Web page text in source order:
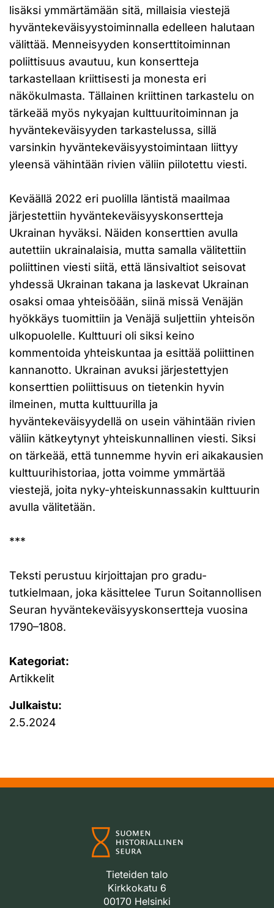
lisäksi ymmärtämään sitä, millaisia viestejä
hyväntekeväisyystoiminnalla edelleen halutaan
välittää. Menneisyyden konserttitoiminnan
poliittisuus avautuu, kun konsertteja
tarkastellaan kriittisesti ja monesta eri
näkökulmasta. Tällainen kriittinen tarkastelu on
tärkeää myös nykyajan kulttuuritoiminnan ja
hyväntekeväisyyden tarkastelussa, sillä
varsinkin hyväntekeväisyystoimintaan liittyy
yleensä vähintään rivien väliin piilotettu viesti.
Keväällä 2022 eri puolilla läntistä maailmaa
järjestettiin hyväntekeväisyyskonsertteja
Ukrainan hyväksi. Näiden konserttien avulla
autettiin ukrainalaisia, mutta samalla välitettiin
poliittinen viesti siitä, että länsivaltiot seisovat
yhdessä Ukrainan takana ja laskevat Ukrainan
osaksi omaa yhteisöään, siinä missä Venäjän
hyökkäys tuomittiin ja Venäjä suljettiin yhteisön
ulkopuolelle. Kulttuuri oli siksi keino
kommentoida yhteiskuntaa ja esittää poliittinen
kannanotto. Ukrainan avuksi järjestettyjen
konserttien poliittisuus on tietenkin hyvin
ilmeinen, mutta kulttuurilla ja
hyväntekeväisyydellä on usein vähintään rivien
väliin kätkeytynyt yhteiskunnallinen viesti. Siksi
on tärkeää, että tunnemme hyvin eri aikakausien
kulttuurihistoriaa, jotta voimme ymmärtää
viestejä, joita nyky-yhteiskunnassakin kulttuurin
avulla välitetään.
***
Teksti perustuu kirjoittajan pro gradu-
tutkielmaan, joka käsittelee Turun Soitannollisen
Seuran hyväntekeväisyyskonsertteja vuosina
1790–1808.
Kategoriat:
Artikkelit
Julkaistu:
2.5.2024
Tieteiden talo
Kirkkokatu 6
00170 Helsinki